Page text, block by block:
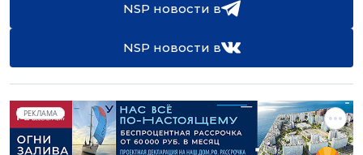
NSP новости в
NSP новости в
РЕКЛАМА